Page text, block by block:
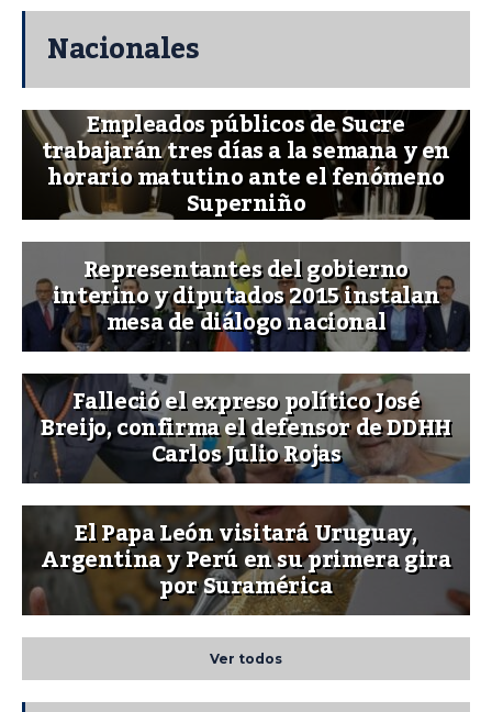
Nacionales
Empleados públicos de Sucre
trabajarán tres días a la semana y en
horario matutino ante el fenómeno
Superniño
Representantes del gobierno
interino y diputados 2015 instalan
mesa de diálogo nacional
Falleció el expreso político José
Breijo, confirma el defensor de DDHH
Carlos Julio Rojas
El Papa León visitará Uruguay,
Argentina y Perú en su primera gira
por Suramérica
Ver todos